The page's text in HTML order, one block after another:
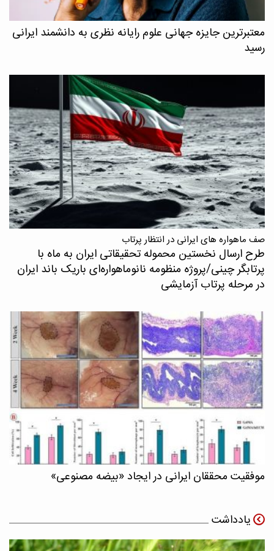
معتبرترین جایزه جهانی علوم رایانه نظری به دانشمند ایرانی
رسید
صف ماهواره های ایرانی در انتظار پرتاب
طرح ارسال نخستین محموله تحقیقاتی ایران به ماه با
پرتابگر چینی/پروژه منظومه نانوماهواره‌ای باریک باند ایران
در مرحله پرتاب آزمایشی
موفقیت محققان ایرانی در ایجاد «بیضه مصنوعی»
یادداشت